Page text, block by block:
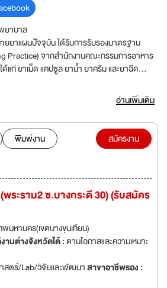
ยาบาล
ยยาแผนปัจจุบัน ได้รับการรับรองมาตรฐาน
Practice) จากสำนักงานคณะกรรมการอาหาร
แก่ ยาเม็ด แคปซูล ยาน้ำ ยาครีม และยาฉีด
งานที่มีความรู้ความสามารถ พร้อมที่จะพัฒนา และ
has become one of generic drug
by pharmaceutical industries both
T.P. Drug has worked with long
and quality of products which have
Mr. Kamon Tangamonsiri had founded
pharmacy on Urupong Road until the
products with the brand of a hand
Kamon Tangamonsiri’s perseverance and
of experience, today T.P. Drug
Ltd. has 2 manufacturing branches which
II, producing over 200 items and
อ่านเพิ่มเติม
พิมพ์งาน
สมัครงาน
ระราม2 ซ.บางกระดี 30) (รับสมัคร
พมหานคร(เขตบางขุนเทียน)
านต่างจังหวัดได้ :ตามโอกาสและความเหมาะ
สตร์/Lab/วิจัยและพัฒนาสาขาอาชีพรอง :